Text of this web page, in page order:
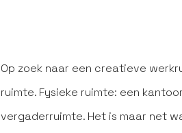
Op zoek naar een creatieve
ruimte. Fysieke ruimte: een
vergaderruimte. Het is maar net